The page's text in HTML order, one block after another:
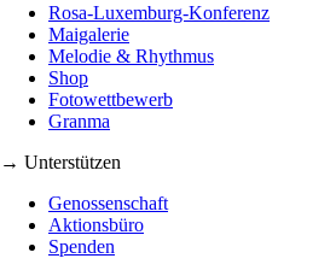
Rosa-Luxemburg-Konferenz
Maigalerie
Melodie & Rhythmus
Shop
Fotowettbewerb
Granma
→ Unterstützen
Genossenschaft
Aktionsbüro
Spenden